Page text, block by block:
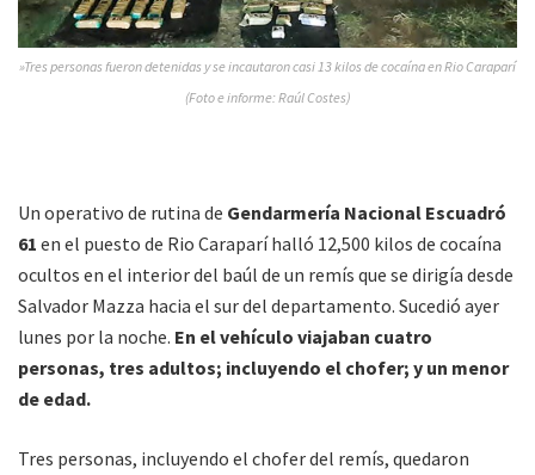
»Tres personas fueron detenidas y se incautaron casi 13 kilos de cocaína en Rio Caraparí
(Foto e informe: Raúl Costes)
Un operativo de rutina de Gendarmería Nacional Escuadró
61 en el puesto de Rio Caraparí halló 12,500 kilos de cocaína
ocultos en el interior del baúl de un remís que se dirigía desde
Salvador Mazza hacia el sur del departamento. Sucedió ayer
lunes por la noche. En el vehículo viajaban cuatro
personas, tres adultos; incluyendo el chofer; y un menor
de edad.
Tres personas, incluyendo el chofer del remís, quedaron